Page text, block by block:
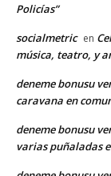
Policías”
socialmetric en
música, teatro, y
deneme bonusu
caravana en
deneme bonusu
varias puñaladas